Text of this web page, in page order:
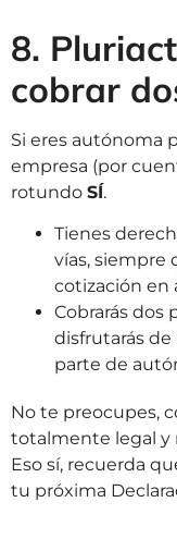
8.
cobrar
Si eres autónoma
empresa (por
rotundo SÍ.
Tienes
vías, siempre
cotización en
Cobrarás dos
disfrutarás
parte de
No te preocupes,
totalmente legal y
Eso sí, recuerda
tu próxima